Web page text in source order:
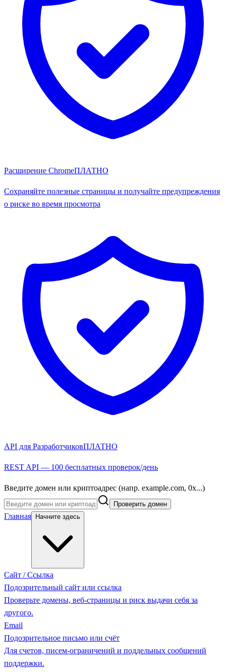
Расширение ChromeПЛАТНО
Сохраняйте полезные страницы и получайте предупреждения
о риске во время просмотра
API для РазработчиковПЛАТНО
REST API — 100 бесплатных проверок/день
Введите домен или криптоадрес (напр. example.com, 0x...)
Проверить домен
Главная Начните здесь
Сайт / Ссылка
Подозрительный сайт или ссылка
Проверьте домены, веб-страницы и риск выдачи себя за
другого.
Email
Подозрительное письмо или счёт
Для счетов, писем-ограничений и поддельных сообщений
поддержки.